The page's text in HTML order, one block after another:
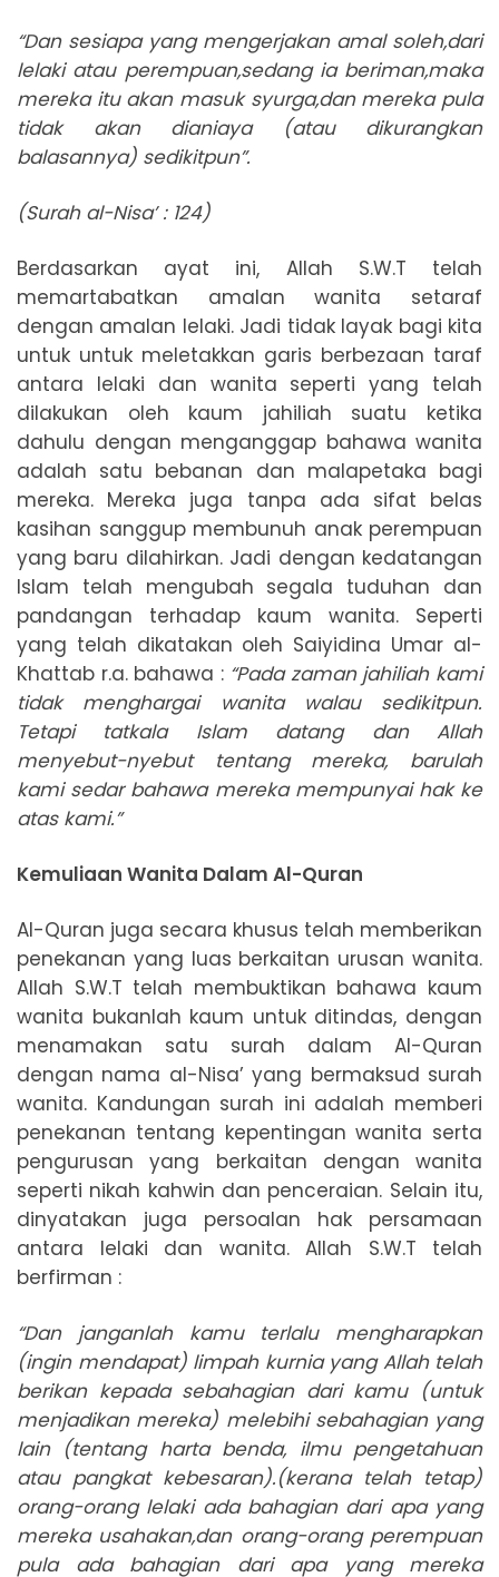
“Dan sesiapa yang mengerjakan amal soleh,dari
lelaki atau perempuan,sedang ia beriman,maka
mereka itu akan masuk syurga,dan mereka pula
tidak akan dianiaya (atau dikurangkan
balasannya) sedikitpun”.
(Surah al-Nisa’ : 124)
Berdasarkan ayat ini, Allah S.W.T telah
memartabatkan amalan wanita setaraf
dengan amalan lelaki. Jadi tidak layak bagi kita
untuk untuk meletakkan garis berbezaan taraf
antara lelaki dan wanita seperti yang telah
dilakukan oleh kaum jahiliah suatu ketika
dahulu dengan menganggap bahawa wanita
adalah satu bebanan dan malapetaka bagi
mereka. Mereka juga tanpa ada sifat belas
kasihan sanggup membunuh anak perempuan
yang baru dilahirkan. Jadi dengan kedatangan
Islam telah mengubah segala tuduhan dan
pandangan terhadap kaum wanita. Seperti
yang telah dikatakan oleh Saiyidina Umar al-
Khattab r.a. bahawa : “Pada zaman jahiliah kami
tidak menghargai wanita walau sedikitpun.
Tetapi tatkala Islam datang dan Allah
menyebut-nyebut tentang mereka, barulah
kami sedar bahawa mereka mempunyai hak ke
atas kami.”
Kemuliaan Wanita Dalam Al-Quran
Al-Quran juga secara khusus telah memberikan
penekanan yang luas berkaitan urusan wanita.
Allah S.W.T telah membuktikan bahawa kaum
wanita bukanlah kaum untuk ditindas, dengan
menamakan satu surah dalam Al-Quran
dengan nama al-Nisa’ yang bermaksud surah
wanita. Kandungan surah ini adalah memberi
penekanan tentang kepentingan wanita serta
pengurusan yang berkaitan dengan wanita
seperti nikah kahwin dan penceraian. Selain itu,
dinyatakan juga persoalan hak persamaan
antara lelaki dan wanita. Allah S.W.T telah
berfirman :
“Dan janganlah kamu terlalu mengharapkan
(ingin mendapat) limpah kurnia yang Allah telah
berikan kepada sebahagian dari kamu (untuk
menjadikan mereka) melebihi sebahagian yang
lain (tentang harta benda, ilmu pengetahuan
atau pangkat kebesaran).(kerana telah tetap)
orang-orang lelaki ada bahagian dari apa yang
mereka usahakan,dan orang-orang perempuan
pula ada bahagian dari apa yang mereka